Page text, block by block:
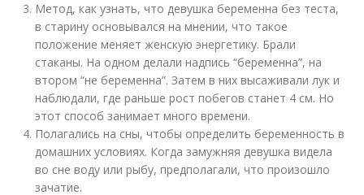
Метод, как узнать, что девушка беременна без теста,
в старину основывался на мнении, что такое
положение меняет женскую энергетику. Брали
стаканы. На одном делали надпись “беременна”, на
втором “не беременна”. Затем в них высаживали лук и
наблюдали, где раньше рост побегов станет 4 см. Но
этот способ занимает много времени.
Полагались на сны, чтобы определить беременность в
домашних условиях. Когда замужняя девушка видела
во сне воду или рыбу, предполагали, что произошло
зачатие.